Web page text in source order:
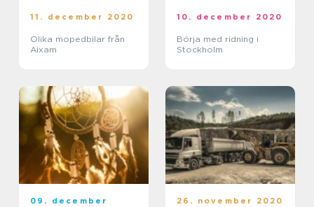
11. december 2020
Olika mopedbilar från
Aixam
10. december 2020
Börja med ridning i
Stockholm
09. december
26. november 2020